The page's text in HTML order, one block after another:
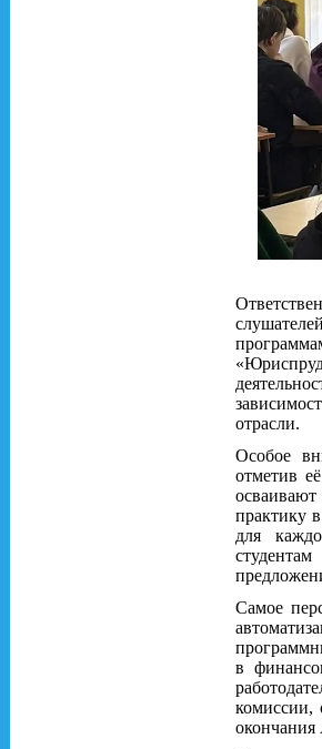
отрасли.
Особое
отметив
осваивают
практику
для
Самое
в
комиссии,